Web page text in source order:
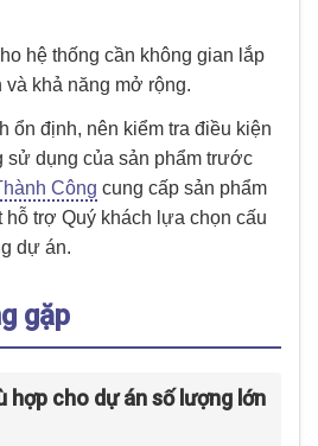
hệ thống cần không gian lắp
và khả năng mở rộng.
ổn định, nên kiểm tra điều kiện
sử dụng của sản phẩm trước
Công cung cấp sản phẩm
hỗ trợ Quý khách lựa chọn cấu
dự án.
gặp
hợp cho dự án số lượng lớn